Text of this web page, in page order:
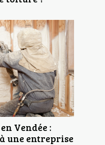
Vendée :
une entreprise